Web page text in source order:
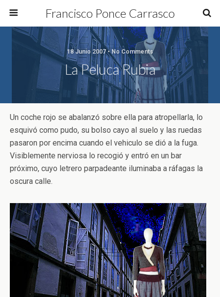
Francisco Ponce Carrasco
18 Junio 2007 • No Comments
La Peluca Rubia
Un coche rojo se abalanzó sobre ella para atropellarla, lo
esquivó como pudo, su bolso cayo al suelo y las ruedas
pasaron por encima cuando el vehiculo se dió a la fuga.
Visiblemente nerviosa lo recogió y entró en un bar
próximo, cuyo letrero parpadeante iluminaba a ráfagas la
oscura calle.